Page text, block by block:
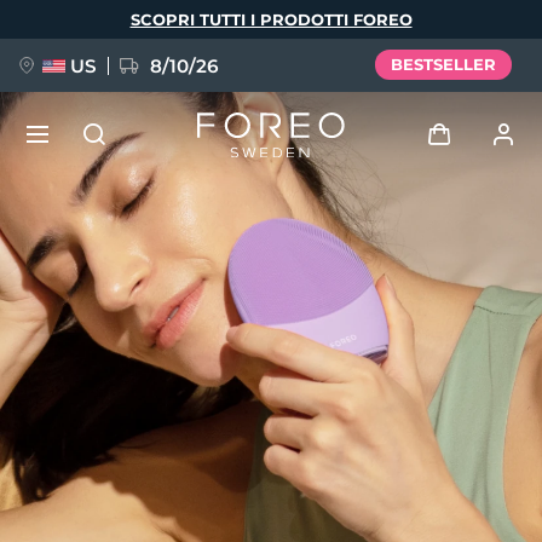
SCOPRI TUTTI I PRODOTTI FOREO
US 8/10/26 BESTSELLER
Profilo utente
I miei dispositivi
I miei ordini
I miei indirizzi
I miei abbonamenti
NUOVO
FAQ™ Pure Beauty-Tech Elixir
BREAKING NEWS
issa™ Teeth Whitening Set
Lingua
English Deutsch
Español
Français
Italiano
Português
Svenska
Русский
Türkçe
简体中文 繁體中文